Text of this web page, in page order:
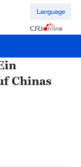
Language
Chinas